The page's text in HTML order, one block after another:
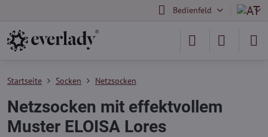
Bedienfeld
Startseite Socken Netzsocken
Netzsocken mit effektvollem
Muster ELOISA Lores